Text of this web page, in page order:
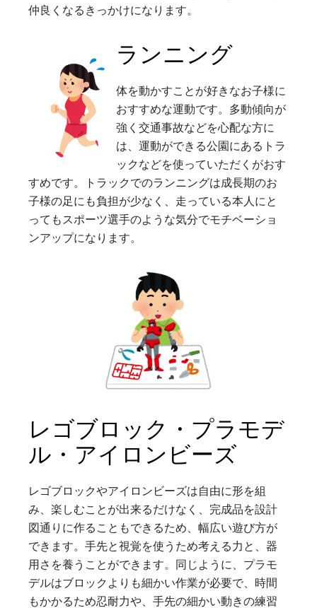
仲良くなるきっかけになります。
ランニング
体を動かすことが好きなお子様に
おすすめな運動です。多動傾向が
強く交通事故などを心配な方に
は、運動ができる公園にあるトラ
ックなどを使っていただくがおす
すめです。トラックでのランニングは成長期のお
子様の足にも負担が少なく、走っている本人にと
ってもスポーツ選手のような気分でモチベーショ
ンアップになります。
レゴブロック・プラモデ
ル・アイロンビーズ
レゴブロックやアイロンビーズは自由に形を組
み、楽しむことが出来るだけなく、完成品を設計
図通りに作ることもできるため、幅広い遊び方が
できます。手先と視覚を使うため考える力と、器
用さを養うことができます。同じように、プラモ
デルはブロックよりも細かい作業が必要で、時間
もかかるため忍耐力や、手先の細かい動きの練習